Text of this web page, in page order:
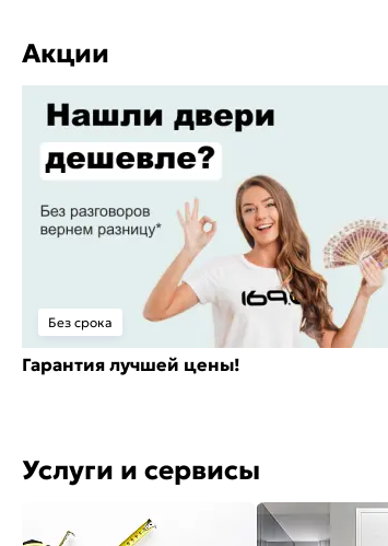
Акции
Без срока
Гарантия лучшей цены!
Услуги и сервисы